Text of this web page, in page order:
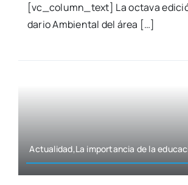
[vc_column_text] La octa­va
da­rio Ambien­tal del área […]
Actualidad,La impor­tan­cia de la